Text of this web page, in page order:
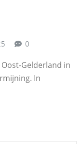
0
Gelderland in
In